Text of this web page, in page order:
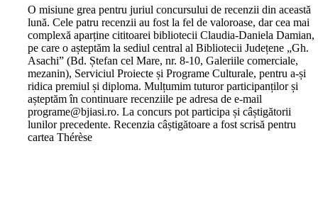
O misiune grea pentru juriul concursului de recenzii din această
lună. Cele patru recenzii au fost la fel de valoroase, dar cea mai
complexă aparține cititoarei bibliotecii Claudia-Daniela Damian,
pe care o așteptăm la sediul central al Bibliotecii Județene „Gh.
Asachi” (Bd. Ștefan cel Mare, nr. 8-10, Galeriile comerciale,
mezanin), Serviciul Proiecte și Programe Culturale, pentru a-și
ridica premiul și diploma. Mulțumim tuturor participanților și
așteptăm în continuare recenziile pe adresa de e-mail
programe@bjiasi.ro. La concurs pot participa și câștigătorii
lunilor precedente. Recenzia câștigătoare a fost scrisă pentru
cartea Thérèse